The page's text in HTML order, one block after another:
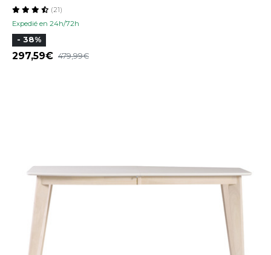
Expedié en 24h/72h
(21)
- 38%
297,59 479,99